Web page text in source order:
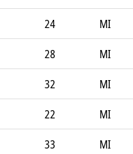
24 MI
28 MI
32 MI
22 MI
33 MI